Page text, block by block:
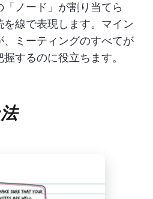
ノード」が割り当てら
線で表現します。マイン
、ミーティングのすべてが
するのに役立ちます。